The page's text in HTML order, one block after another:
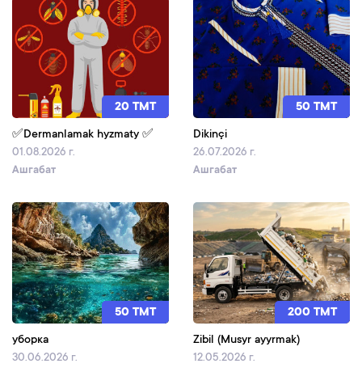
20 TMT
✅Dermanlamak hyzmaty ✅
01.08.2026 г.
Ашгабат
50 TMT
Dikinçi
26.07.2026 г.
Ашгабат
50 TMT
уборка
30.06.2026 г.
200 TMT
Zibil (Musyr ayyrmak)
12.05.2026 г.